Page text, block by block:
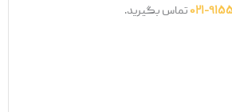
تماس بگیرید.